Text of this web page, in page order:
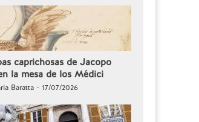
caprichosas de Jacopo
la mesa de los Médici
Baratta - 17/07/2026